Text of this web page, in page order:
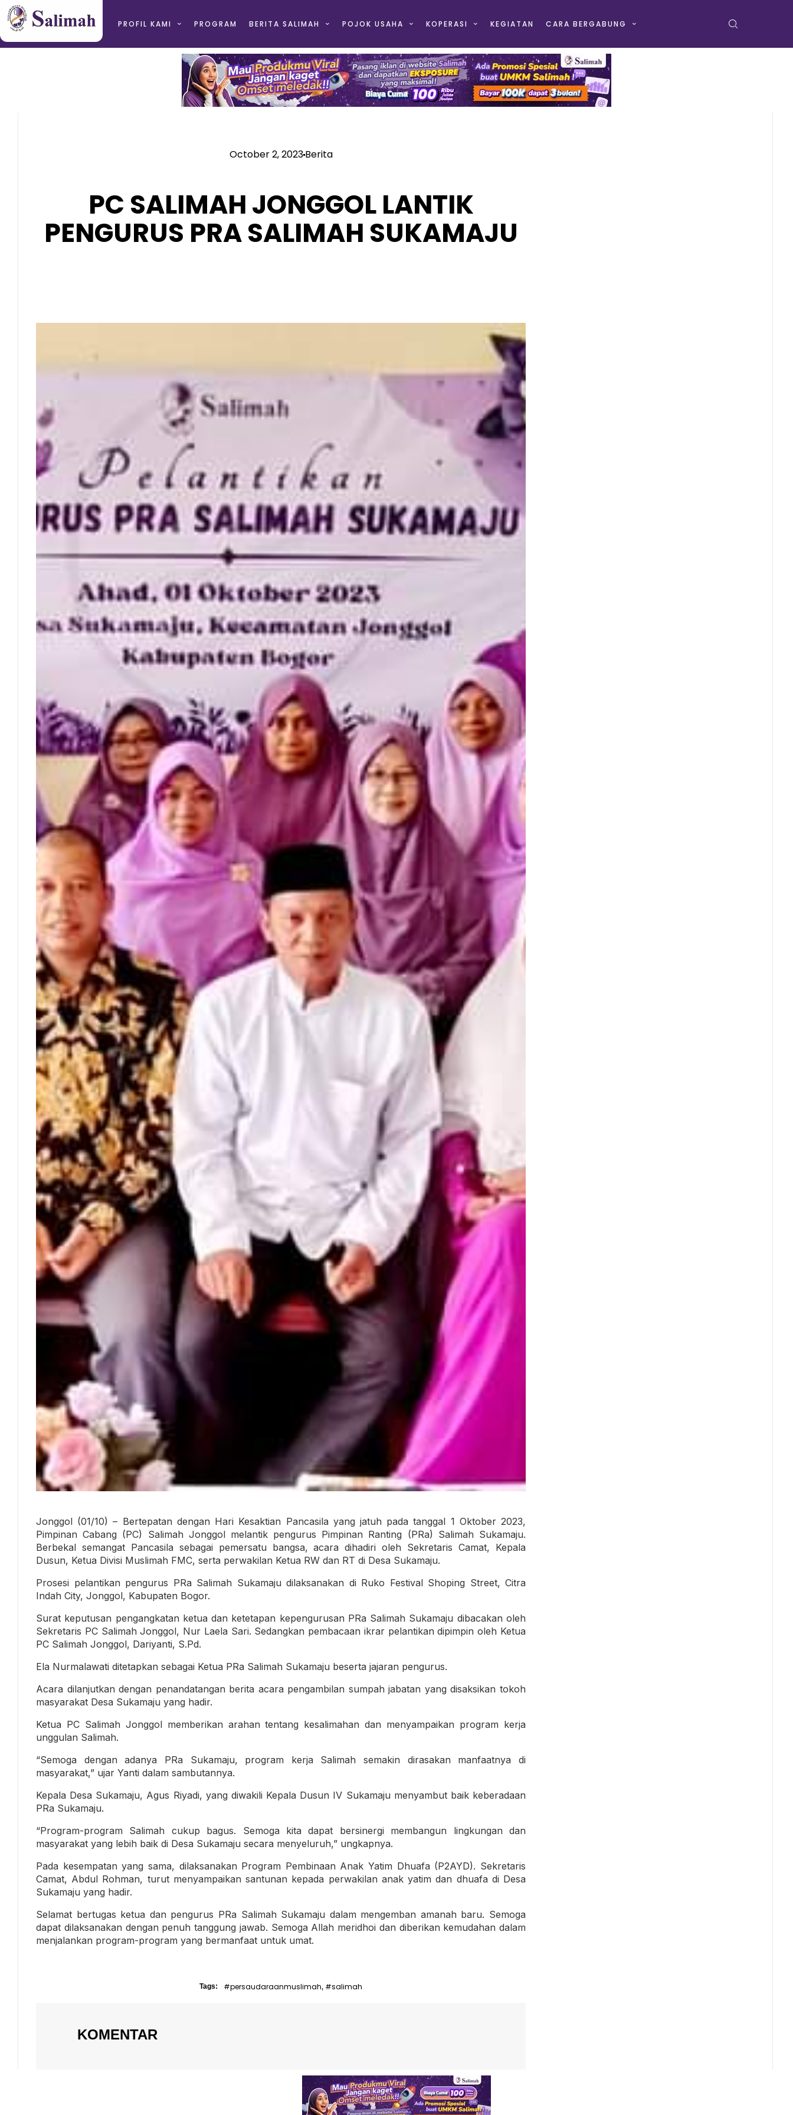
PROFIL KAMI PROGRAM BERITA SALIMAH POJOK USAHA KOPERASI KEGIATAN CARA BERGABUNG
October 2, 2023Berita
PC SALIMAH JONGGOL LANTIK
PENGURUS PRA SALIMAH SUKAMAJU
Jonggol (01/10) – Bertepatan dengan Hari Kesaktian Pancasila yang jatuh pada tanggal 1 Oktober 2023,
Pimpinan Cabang (PC) Salimah Jonggol melantik pengurus Pimpinan Ranting (PRa) Salimah Sukamaju.
Berbekal semangat Pancasila sebagai pemersatu bangsa, acara dihadiri oleh Sekretaris Camat, Kepala
Dusun, Ketua Divisi Muslimah FMC, serta perwakilan Ketua RW dan RT di Desa Sukamaju.
Prosesi pelantikan pengurus PRa Salimah Sukamaju dilaksanakan di Ruko Festival Shoping Street, Citra
Indah City, Jonggol, Kabupaten Bogor.
Surat keputusan pengangkatan ketua dan ketetapan kepengurusan PRa Salimah Sukamaju dibacakan oleh
Sekretaris PC Salimah Jonggol, Nur Laela Sari. Sedangkan pembacaan ikrar pelantikan dipimpin oleh Ketua
PC Salimah Jonggol, Dariyanti, S.Pd.
Ela Nurmalawati ditetapkan sebagai Ketua PRa Salimah Sukamaju beserta jajaran pengurus.
Acara dilanjutkan dengan penandatangan berita acara pengambilan sumpah jabatan yang disaksikan tokoh
masyarakat Desa Sukamaju yang hadir.
Ketua PC Salimah Jonggol memberikan arahan tentang kesalimahan dan menyampaikan program kerja
unggulan Salimah.
“Semoga dengan adanya PRa Sukamaju, program kerja Salimah semakin dirasakan manfaatnya di
masyarakat,” ujar Yanti dalam sambutannya.
Kepala Desa Sukamaju, Agus Riyadi, yang diwakili Kepala Dusun IV Sukamaju menyambut baik keberadaan
PRa Sukamaju.
“Program-program Salimah cukup bagus. Semoga kita dapat bersinergi membangun lingkungan dan
masyarakat yang lebih baik di Desa Sukamaju secara menyeluruh,” ungkapnya.
Pada kesempatan yang sama, dilaksanakan Program Pembinaan Anak Yatim Dhuafa (P2AYD). Sekretaris
Camat, Abdul Rohman, turut menyampaikan santunan kepada perwakilan anak yatim dan dhuafa di Desa
Sukamaju yang hadir.
Selamat bertugas ketua dan pengurus PRa Salimah Sukamaju dalam mengemban amanah baru. Semoga
dapat dilaksanakan dengan penuh tanggung jawab. Semoga Allah meridhoi dan diberikan kemudahan dalam
menjalankan program-program yang bermanfaat untuk umat.
Tags: #persaudaraanmuslimah, #salimah
KOMENTAR